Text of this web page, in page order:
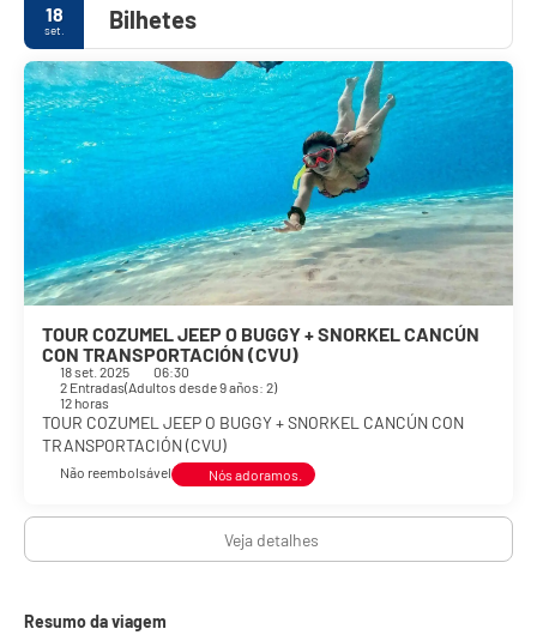
18
set. Bilhetes
TOUR COZUMEL JEEP O BUGGY + SNORKEL CANCÚN
CON TRANSPORTACIÓN (CVU)
18 set. 2025
06:30
2 Entradas(Adultos desde 9 años: 2)
12 horas
TOUR COZUMEL JEEP O BUGGY + SNORKEL CANCÚN CON
TRANSPORTACIÓN (CVU)
Não reembolsável Nós adoramos.
Veja detalhes
Resumo da viagem